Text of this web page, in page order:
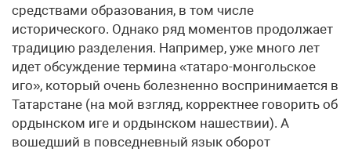
средствами образования, в том числе
исторического. Однако ряд моментов продолжает
традицию разделения. Например, уже много лет
идет обсуждение термина «татаро-монгольское
иго», который очень болезненно воспринимается в
Татарстане (на мой взгляд, корректнее говорить об
ордынском иге и ордынском нашествии). А
вошедший в повседневный язык оборот